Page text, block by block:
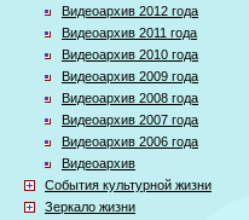
Видеоархив 2012 года
Видеоархив 2011 года
Видеоархив 2010 года
Видеоархив 2009 года
Видеоархив 2008 года
Видеоархив 2007 года
Видеоархив 2006 года
Видеоархив
События культурной жизни
Зеркало жизни